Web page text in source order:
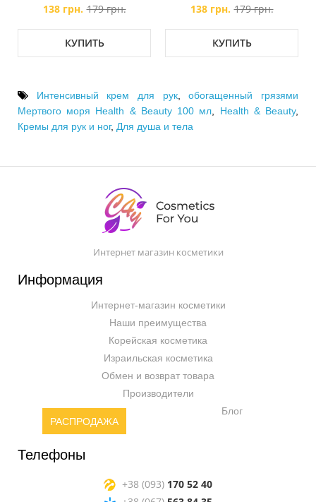
138 грн. 138 грн.
Интенсивный крем для рук,обогащенный грязями
Мертвого моря Health & Beauty 100 мл, Health & Beauty,
Кремы для рук и ног, Для душа и тела
Интернет магазин косметики
Информация
Интернет-магазин косметики
Наши преимущества
Корейская косметика
Израильская косметика
Обмен и возврат товара
Производители
РАСПРОДАЖА
Блог
Телефоны
+38 (093) 170 52 40